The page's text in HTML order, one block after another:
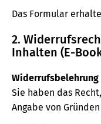
Das Formular
2.
Inhalten (E-
Widerrufsbelehrung
Sie haben das
Angabe von